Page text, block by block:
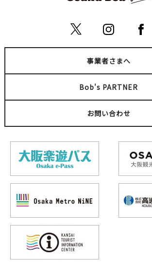
事業者さまへ
Bob's PARTNER
お問い合わせ